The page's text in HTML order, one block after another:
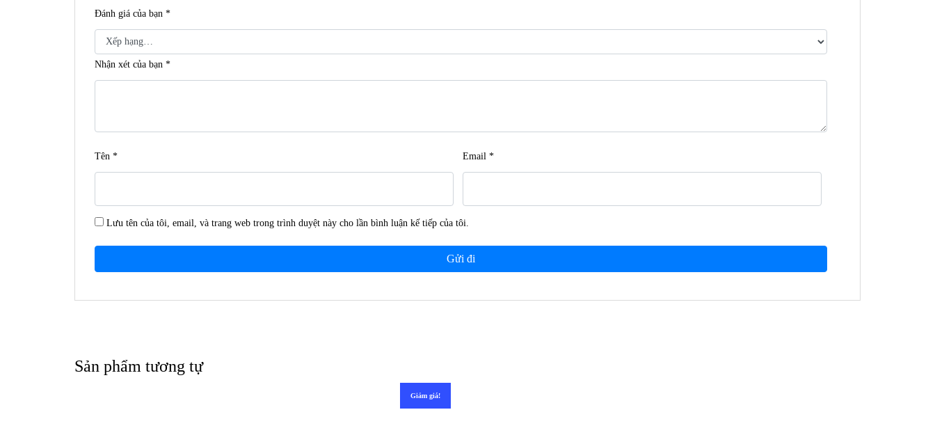
Đánh giá của bạn *
Nhận xét của bạn *
Tên * Email *
Lưu tên của tôi, email, và trang web trong trình duyệt này cho lần bình luận kế tiếp của tôi.
Sản phẩm tương tự
Giảm giá!